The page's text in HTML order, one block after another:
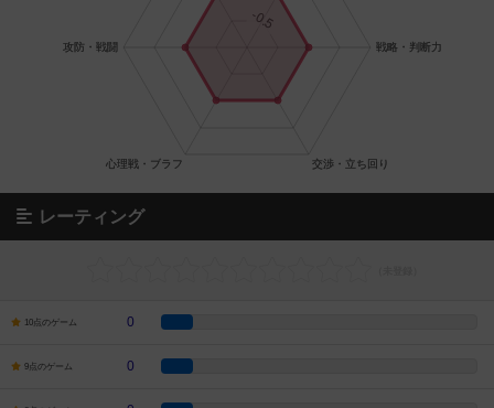
レーティング
10点のゲーム 0
9点のゲーム 0